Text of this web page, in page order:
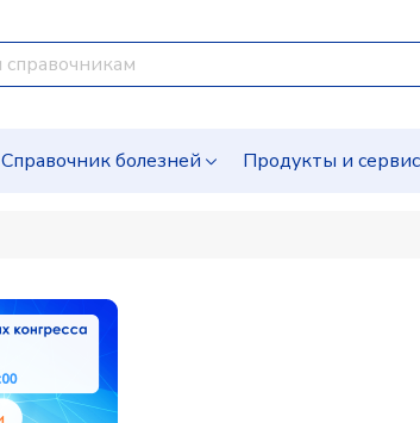
Справочник болезней Продукты и